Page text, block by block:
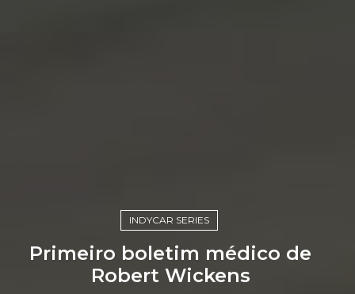
INDYCAR SERIES
Primeiro boletim médico de
Robert Wickens